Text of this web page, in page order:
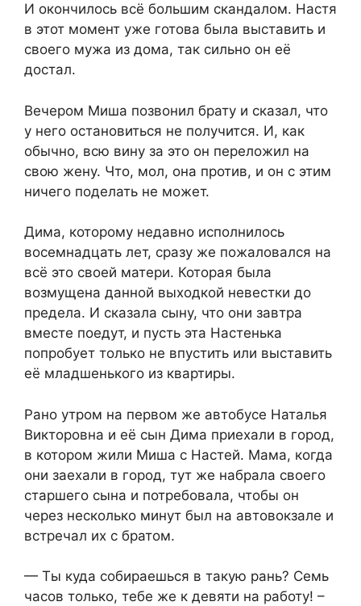
И окончилось всё большим скандалом. Настя
в этот момент уже готова была выставить и
своего мужа из дома, так сильно он её
достал.
Вечером Миша позвонил брату и сказал, что
у него остановиться не получится. И, как
обычно, всю вину за это он переложил на
свою жену. Что, мол, она против, и он с этим
ничего поделать не может.
Дима, которому недавно исполнилось
восемнадцать лет, сразу же пожаловался на
всё это своей матери. Которая была
возмущена данной выходкой невестки до
предела. И сказала сыну, что они завтра
вместе поедут, и пусть эта Настенька
попробует только не впустить или выставить
её младшенького из квартиры.
Рано утром на первом же автобусе Наталья
Викторовна и её сын Дима приехали в город,
в котором жили Миша с Настей. Мама, когда
они заехали в город, тут же набрала своего
старшего сына и потребовала, чтобы он
через несколько минут был на автовокзале и
встречал их с братом.
— Ты куда собираешься в такую рань? Семь
часов только, тебе же к девяти на работу! –